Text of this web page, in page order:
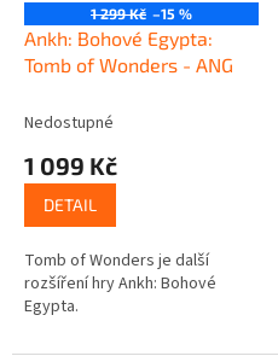
1 299 Kč –15 %
Ankh: Bohové Egypta:
Tomb of Wonders - ANG
Nedostupné
1 099 Kč
DETAIL
Tomb of Wonders je další
rozšíření hry Ankh: Bohové
Egypta.